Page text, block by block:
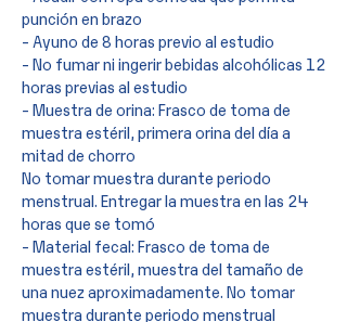
punción en brazo
- Ayuno de 8 horas previo al estudio
- No fumar ni ingerir bebidas alcohólicas 12
horas previas al estudio
- Muestra de orina: Frasco de toma de
muestra estéril, primera orina del día a
mitad de chorro
No tomar muestra durante periodo
menstrual. Entregar la muestra en las 24
horas que se tomó
- Material fecal: Frasco de toma de
muestra estéril, muestra del tamaño de
una nuez aproximadamente. No tomar
muestra durante periodo menstrual